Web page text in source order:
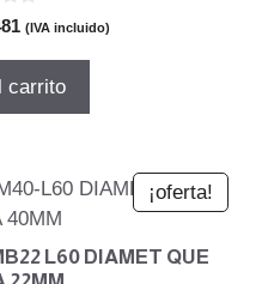
El
actual
(IVA incluido)
carrito
¡oferta!
L60 DIAMET QUE